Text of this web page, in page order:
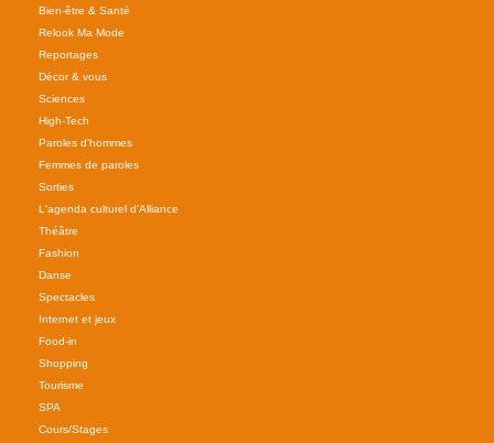
Bien-être & Santé
Relook Ma Mode
Reportages
Décor & vous
Sciences
High-Tech
Paroles d'hommes
Femmes de paroles
Sorties
L'agenda culturel d'Alliance
Théâtre
Fashion
Danse
Spectacles
Internet et jeux
Food-in
Shopping
Tourisme
SPA
Cours/Stages